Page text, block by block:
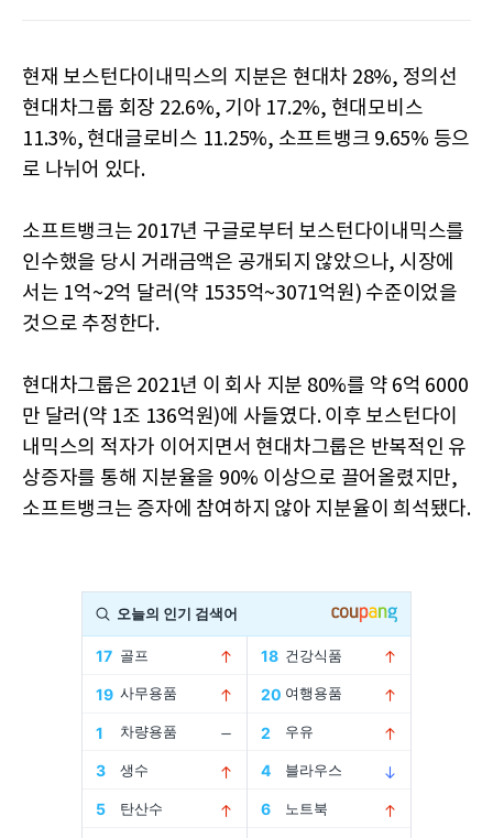
현재 보스턴다이내믹스의 지분은 현대차 28%, 정의선
현대차그룹 회장 22.6%, 기아 17.2%, 현대모비스
11.3%, 현대글로비스 11.25%, 소프트뱅크 9.65% 등으
로 나뉘어 있다.
소프트뱅크는 2017년 구글로부터 보스턴다이내믹스를
인수했을 당시 거래금액은 공개되지 않았으나, 시장에
서는 1억~2억 달러(약 1535억~3071억원) 수준이었을
것으로 추정한다.
현대차그룹은 2021년 이 회사 지분 80%를 약 6억 6000
만 달러(약 1조 136억원)에 사들였다. 이후 보스턴다이
내믹스의 적자가 이어지면서 현대차그룹은 반복적인 유
상증자를 통해 지분율을 90% 이상으로 끌어올렸지만,
소프트뱅크는 증자에 참여하지 않아 지분율이 희석됐다.